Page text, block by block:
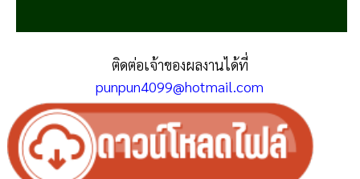
ติดต่อเจ้าของผลงานได้ที่
punpun4099@hotmail.com